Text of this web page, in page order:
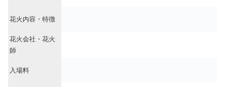
花火内容・特徴
花火会社・花火
師
入場料